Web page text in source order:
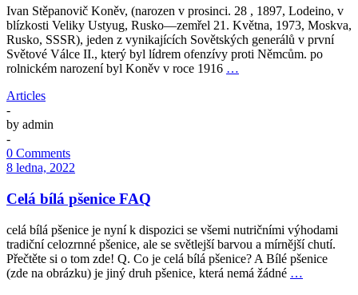
Ivan Stěpanovič Koněv, (narozen v prosinci. 28 , 1897, Lodeino, v
blízkosti Veliky Ustyug, Rusko—zemřel 21. Května, 1973, Moskva,
Rusko, SSSR), jeden z vynikajících Sovětských generálů v první
Světové Válce II., který byl lídrem ofenzívy proti Němcům. po
rolnickém narození byl Koněv v roce 1916 …
Articles
-
by admin
-
0 Comments
8 ledna, 2022
Celá bílá pšenice FAQ
celá bílá pšenice je nyní k dispozici se všemi nutričními výhodami
tradiční celozrnné pšenice, ale se světlejší barvou a mírnější chutí.
Přečtěte si o tom zde! Q. Co je celá bílá pšenice? A Bílé pšenice
(zde na obrázku) je jiný druh pšenice, která nemá žádné …